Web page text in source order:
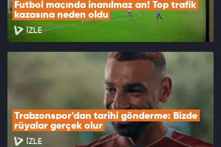
Futbol maçında inanılmaz an! Top trafik
kazasına neden oldu
İZLE
Trabzonspor'dan tarihi gönderme: Bizde
rüyalar gerçek olur
İZLE